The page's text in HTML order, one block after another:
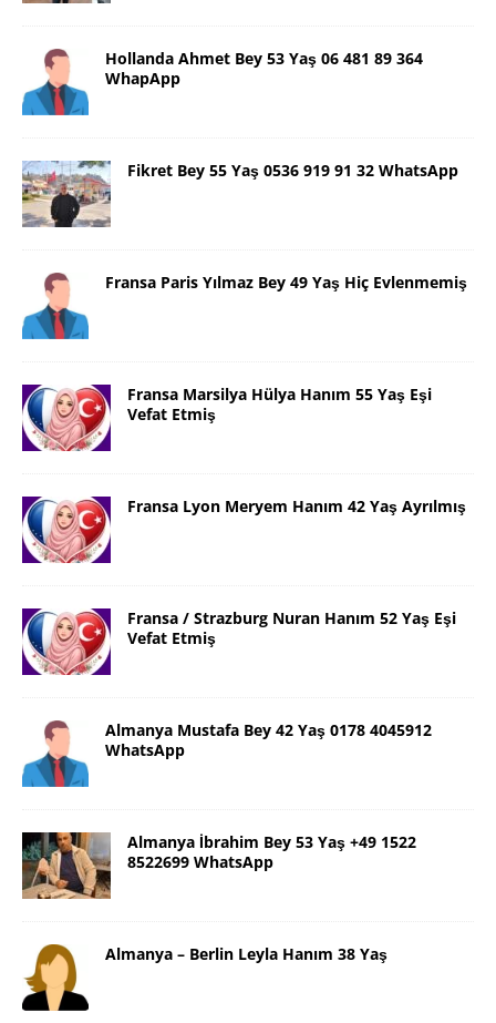
Hollanda Ahmet Bey 53 Yaş 06 481 89 364
WhapApp
Fikret Bey 55 Yaş 0536 919 91 32 WhatsApp
Fransa Paris Yılmaz Bey 49 Yaş Hiç Evlenmemiş
Fransa Marsilya Hülya Hanım 55 Yaş Eşi
Vefat Etmiş
Fransa Lyon Meryem Hanım 42 Yaş Ayrılmış
Fransa / Strazburg Nuran Hanım 52 Yaş Eşi
Vefat Etmiş
Almanya Mustafa Bey 42 Yaş 0178 4045912
WhatsApp
Almanya İbrahim Bey 53 Yaş +49 1522
8522699 WhatsApp
Almanya – Berlin Leyla Hanım 38 Yaş